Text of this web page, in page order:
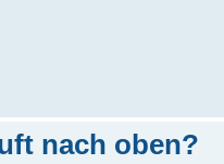
nach oben?